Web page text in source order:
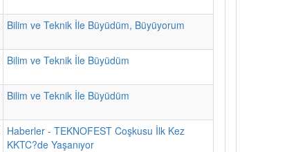
Bilim ve Teknik İle Büyüdüm, Büyüyorum
Bilim ve Teknik İle Büyüdüm
Bilim ve Teknik İle Büyüdüm
Haberler - TEKNOFEST Coşkusu İlk Kez
KKTC?de Yaşanıyor